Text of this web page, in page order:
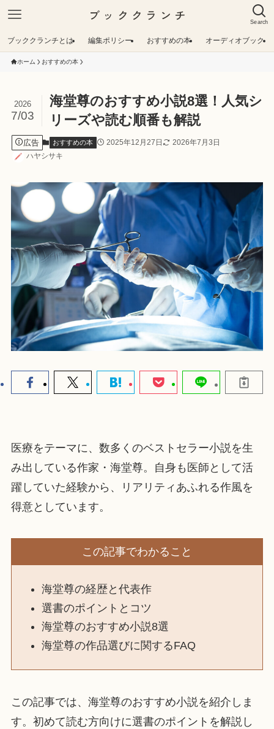
ブッククランチ Search
ブッククランチとは 編集ポリシー おすすめの本 オーディオブック
ホーム おすすめの本
海堂尊のおすすめ小説8選！人気シ
リーズや読む順番も解説
2026
7/03
広告 おすすめの本 2025年12月27日
2026年7月3日
ハヤシサキ
医療をテーマに、数多くのベストセラー小説を生
み出している作家・海堂尊。自身も医師として活
躍していた経験から、リアリティあふれる作風を
得意としています。
この記事でわかること
海堂尊の経歴と代表作
選書のポイントとコツ
海堂尊のおすすめ小説8選
海堂尊の作品選びに関するFAQ
この記事では、海堂尊のおすすめ小説を紹介しま
す。初めて読む方向けに選書のポイントを解説し